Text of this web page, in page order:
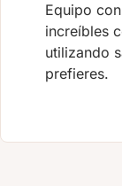
Equipo
increíbles
utilizando
prefieres.